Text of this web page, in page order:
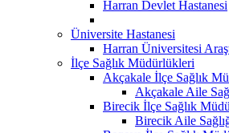
Harran Devlet Hastanesi
Üniversite Hastanesi
Harran Üniversitesi
İlçe Sağlık Müdürlükleri
Akçakale İlçe Sağlık
Akçakale Aile
Birecik İlçe Sağlık
Birecik Aile